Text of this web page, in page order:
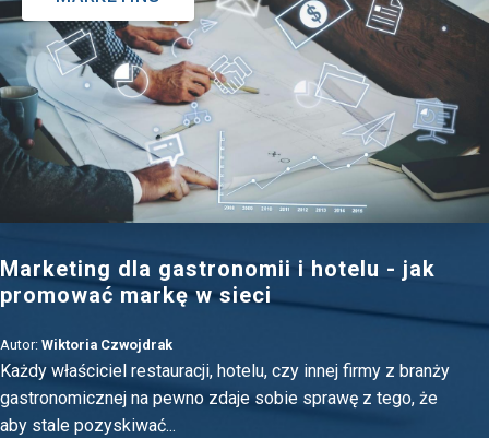
Marketing dla gastronomii i hotelu - jak
promować markę w sieci
Autor: Wiktoria Czwojdrak
Każdy właściciel restauracji, hotelu, czy innej firmy z branży
gastronomicznej na pewno zdaje sobie sprawę z tego, że
aby stale pozyskiwać...